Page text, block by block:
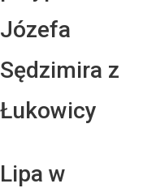
Józefa
Sędzimira z
Łukowicy
Lipa w